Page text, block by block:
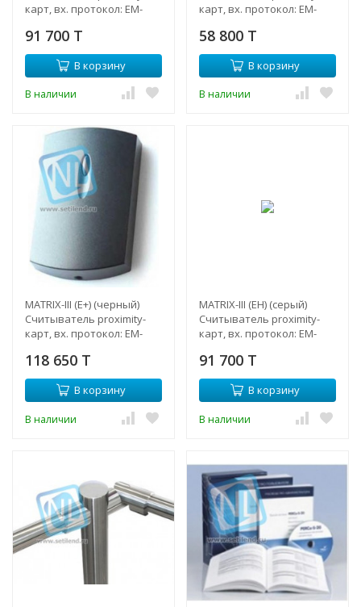
карт, вх. протокол: EM-
91 700 T
В корзину
В наличии
карт, вх. протокол: EM-
58 800 T
В корзину
В наличии
MATRIX-III (E+) (черный)
Cчитыватель proximity-
карт, вх. протокол: EM-
118 650 T
В корзину
В наличии
MATRIX-III (EH) (серый)
Cчитыватель proximity-
карт, вх. протокол: EM-
91 700 T
В корзину
В наличии